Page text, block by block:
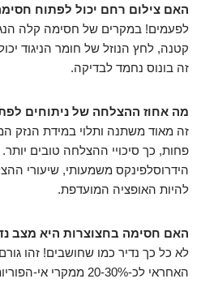
האם צילום רחם יכול לפתוח
לפעמים! במקרים של חסימה קלה
קטנה, לחץ הנוזל של חומר הניגוד
זה בונוס נחמד לבדיקה.
מה אחוז ההצלחה של ניתוחים
זה מאוד משתנה ותלוי במידת הנזק
פחות, כך סיכויי ההצלחה טובים
להיות האופציה המועדפת.
האם חסימה בחצוצרות היא מצב
לא כל כך נדיר כמו שחושבים! זהו
האחראי לכ-20-30%